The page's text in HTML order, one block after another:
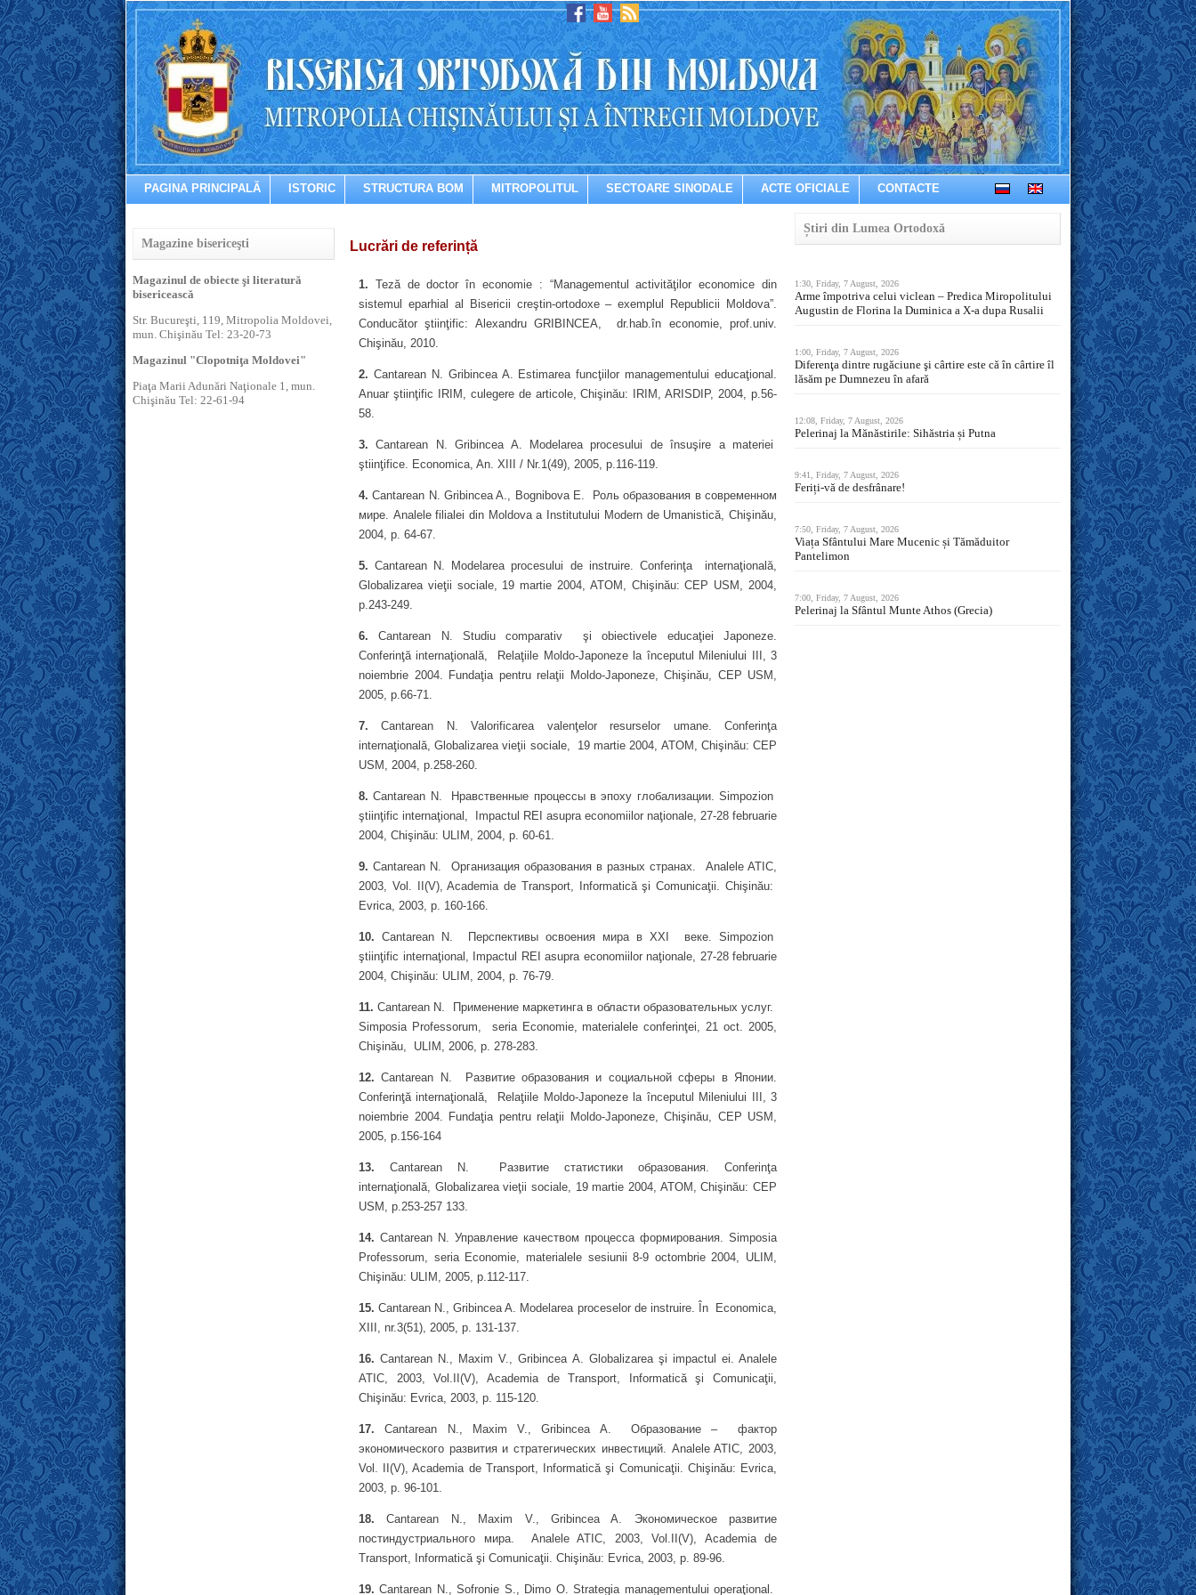
PAGINA PRINCIPALĂ ISTORIC STRUCTURA BOM MITROPOLITUL SECTOARE SINODALE ACTE OFICIALE CONTACTE
Magazine bisericeşti
Magazinul de obiecte şi literatură
bisericească
Str. Bucureşti, 119, Mitropolia Moldovei,
mun. Chişinău Tel: 23-20-73
Magazinul "Clopotniţa Moldovei"
Piaţa Marii Adunări Naţionale 1, mun.
Chişinău Tel: 22-61-94
Lucrări de referință
1. Teză de doctor în economie : “Managementul activităţilor economice din
sistemul eparhial al Bisericii creştin-ortodoxe – exemplul Republicii Moldova”.
Conducător ştiinţific: Alexandru GRIBINCEA, dr.hab.în economie, prof.univ.
Chişinău, 2010.
2. Cantarean N. Gribincea A. Estimarea funcţiilor managementului educaţional.
Anuar ştiinţific IRIM, culegere de articole, Chişinău: IRIM, ARISDIP, 2004, p.56-
58.
3. Cantarean N. Gribincea A. Modelarea procesului de însuşire a materiei
ştiinţifice. Economica, An. XIII / Nr.1(49), 2005, p.116-119.
4. Cantarean N. Gribincea A., Bognibova E. Роль образования в современном
мире. Analele filialei din Moldova a Institutului Modern de Umanistică, Chişinău,
2004, p. 64-67.
5. Cantarean N. Modelarea procesului de instruire. Conferinţa internaţională,
Globalizarea vieţii sociale, 19 martie 2004, ATOM, Chişinău: CEP USM, 2004,
p.243-249.
6. Cantarean N. Studiu comparativ şi obiectivele educaţiei Japoneze.
Conferinţă internaţională, Relaţiile Moldo-Japoneze la începutul Mileniului III, 3
noiembrie 2004. Fundaţia pentru relaţii Moldo-Japoneze, Chişinău, CEP USM,
2005, р.66-71.
7. Cantarean N. Valorificarea valenţelor resurselor umane. Conferinţa
internaţională, Globalizarea vieţii sociale, 19 martie 2004, ATOM, Chişinău: CEP
USM, 2004, p.258-260.
8. Cantarean N. Нравственные процессы в эпоху глобализации. Simpozion
ştiinţific internaţional, Impactul REI asupra economiilor naţionale, 27-28 februarie
2004, Chişinău: ULIM, 2004, p. 60-61.
9. Cantarean N. Организация образования в разных странах. Analele ATIC,
2003, Vol. II(V), Academia de Transport, Informatică şi Comunicaţii. Chişinău:
Evrica, 2003, p. 160-166.
10. Cantarean N. Перспективы освоения мира в XXI веке. Simpozion
ştiinţific internaţional, Impactul REI asupra economiilor naţionale, 27-28 februarie
2004, Chişinău: ULIM, 2004, p. 76-79.
11. Cantarean N. Применение маркетинга в области образовательных услуг.
Simposia Professorum, seria Economie, materialele conferinţei, 21 oct. 2005,
Chişinău, ULIM, 2006, p. 278-283.
12. Cantarean N. Развитие образования и социальной сферы в Японии.
Conferinţă internaţională, Relaţiile Moldo-Japoneze la începutul Mileniului III, 3
noiembrie 2004. Fundaţia pentru relaţii Moldo-Japoneze, Chişinău, CEP USM,
2005, р.156-164
13. Cantarean N. Развитие статистики образования. Conferinţa
internaţională, Globalizarea vieţii sociale, 19 martie 2004, ATOM, Chişinău: CEP
USM, p.253-257 133.
14. Cantarean N. Управление качеством процесса формирования. Simposia
Professorum, seria Economie, materialele sesiunii 8-9 octombrie 2004, ULIM,
Chişinău: ULIM, 2005, p.112-117.
15. Cantarean N., Gribincea A. Modelarea proceselor de instruire. În Economica,
XIII, nr.3(51), 2005, p. 131-137.
16. Cantarean N., Maxim V., Gribincea A. Globalizarea şi impactul ei. Analele
ATIC, 2003, Vol.II(V), Academia de Transport, Informatică şi Comunicaţii,
Chişinău: Evrica, 2003, p. 115-120.
17. Cantarean N., Maxim V., Gribincea A. Образование – фактор
экономического развития и стратегических инвестиций. Analele ATIC, 2003,
Vol. II(V), Academia de Transport, Informatică şi Comunicaţii. Chişinău: Evrica,
2003, p. 96-101.
18. Cantarean N., Maxim V., Gribincea A. Экономическое развитие
постиндустриального мира. Analele ATIC, 2003, Vol.II(V), Academia de
Transport, Informatică şi Comunicaţii. Chişinău: Evrica, 2003, p. 89-96.
19. Cantarean N., Sofronie S., Dimo O. Strategia managementului operaţional.
Știri din Lumea Ortodoxă
1:30, Friday, 7 August, 2026
Arme împotriva celui viclean – Predica Miropolitului
Augustin de Florina la Duminica a X-a dupa Rusalii
1:00, Friday, 7 August, 2026
Diferenţa dintre rugăciune şi cârtire este că în cârtire îl
lăsăm pe Dumnezeu în afară
12:08, Friday, 7 August, 2026
Pelerinaj la Mănăstirile: Sihăstria și Putna
9:41, Friday, 7 August, 2026
Feriți-vă de desfrânare!
7:50, Friday, 7 August, 2026
Viața Sfântului Mare Mucenic și Tămăduitor
Pantelimon
7:00, Friday, 7 August, 2026
Pelerinaj la Sfântul Munte Athos (Grecia)